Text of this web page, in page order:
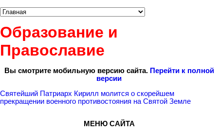
Образование и
Православие
Вы смотрите мобильную версию сайта. Перейти к полной
версии
Святейший Патриарх Кирилл молится о скорейшем
прекращении военного противостояния на Святой Земле
МЕНЮ САЙТА